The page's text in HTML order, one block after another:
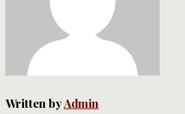
Written byAdmin